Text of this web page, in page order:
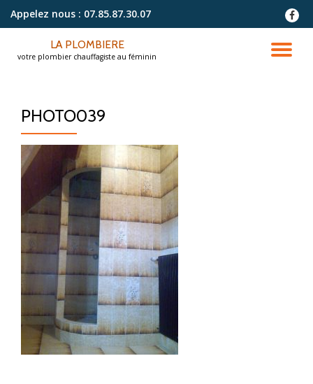
contenu
Appelez nous : 07.85.87.30.07
fa-
LA PLOMBIERE
votre plombier chauffagiste au féminin
PHOTO039